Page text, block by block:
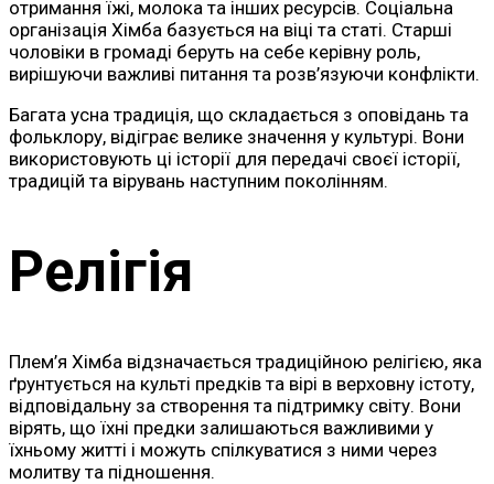
отримання їжі, молока та інших ресурсів. Соціальна
організація Хімба базується на віці та статі. Старші
чоловіки в громаді беруть на себе керівну роль,
вирішуючи важливі питання та розв’язуючи конфлікти.
Багата усна традиція, що складається з оповідань та
фольклору, відіграє велике значення у культурі. Вони
використовують ці історії для передачі своєї історії,
традицій та вірувань наступним поколінням.
Релігія
Плем’я Хімба відзначається традиційною релігією, яка
ґрунтується на культі предків та вірі в верховну істоту,
відповідальну за створення та підтримку світу. Вони
вірять, що їхні предки залишаються важливими у
їхньому житті і можуть спілкуватися з ними через
молитву та підношення.